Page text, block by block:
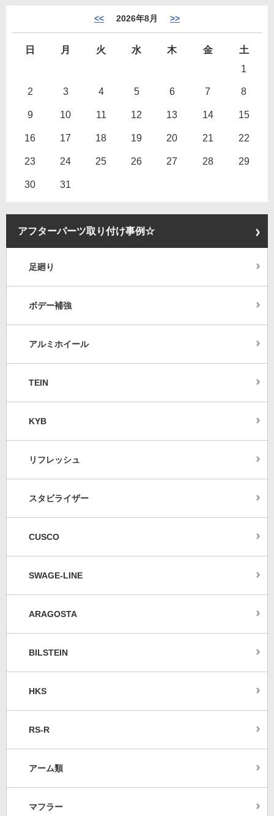
<< 2026年8月 >>
日 月 火 水 木 金
土
1
2 3 4 5 6 7 8
9 10 11 12 13 14 15
16 17 18 19 20 21 22
23 24 25 26 27 28 29
30 31
アフターパーツ取り付け事例☆
足廻り
ボデー補強
アルミホイール
TEIN
KYB
リフレッシュ
スタビライザー
CUSCO
SWAGE-LINE
ARAGOSTA
BILSTEIN
HKS
RS-R
アーム類
マフラー